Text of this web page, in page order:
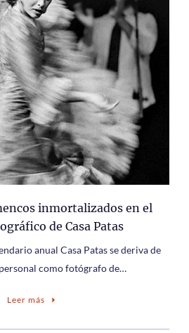
inmortalizados en el
de Casa Patas
anual Casa Patas se deriva de
como fotógrafo de…
Leer más